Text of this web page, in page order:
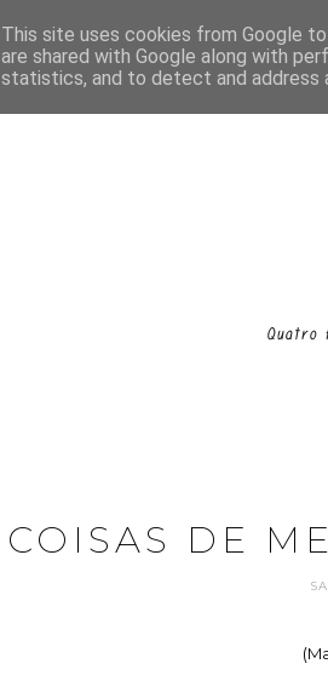
COISAS DE
This site uses cookies from Google
are shared with Google along with
statistics, and to detect and address